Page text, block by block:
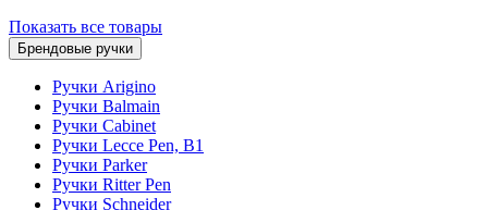
Показать все товары
Брендовые ручки
Ручки Arigino
Ручки Balmain
Ручки Cabinet
Ручки Lecce Pen, B1
Ручки Parker
Ручки Ritter Pen
Ручки Schneider